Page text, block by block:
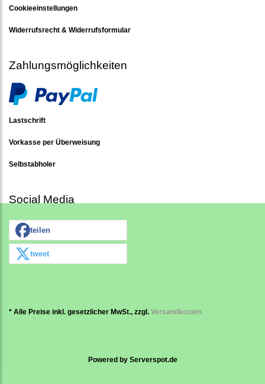
Cookieeinstellungen
Widerrufsrecht & Widerrufsformular
Zahlungsmöglichkeiten
Lastschrift
Vorkasse per Überweisung
Selbstabholer
Social Media
teilen
tweet
* Alle Preise inkl. gesetzlicher MwSt., zzgl. Versandkosten
Powered by Serverspot.de